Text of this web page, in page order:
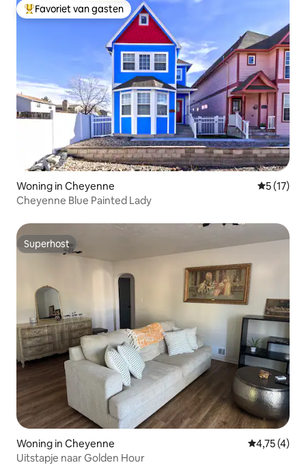
Topfavoriet van gasten
Favoriet van gasten
Woning in Cheyenne
5 (17)
Cheyenne Blue Painted Lady
Superhost
Superhost
Woning in Cheyenne
4,75 (4)
Uitstapje naar Golden Hour